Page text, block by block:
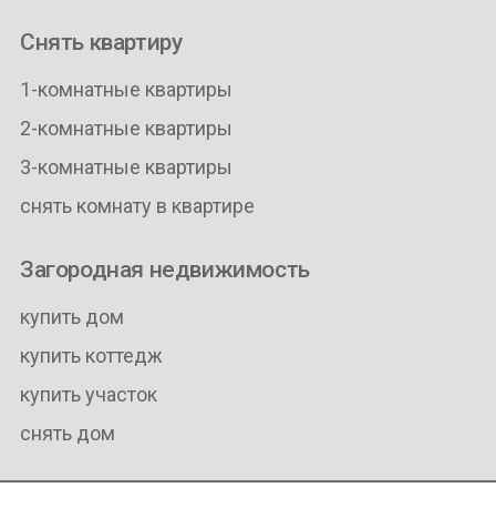
Снять квартиру
1-комнатные квартиры
2-комнатные квартиры
3-комнатные квартиры
снять комнату в квартире
Загородная недвижимость
купить дом
купить коттедж
купить участок
снять дом